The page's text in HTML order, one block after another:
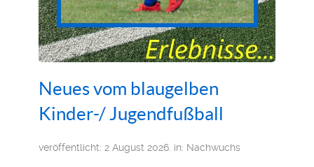
Neues vom blaugelben
Kinder-/ Jugendfußball
veröffentlicht: 2 August 2026. in: Nachwuchs